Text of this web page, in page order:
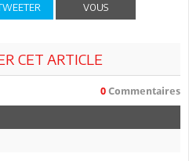
VOUS
CET ARTICLE
0 Commentaires